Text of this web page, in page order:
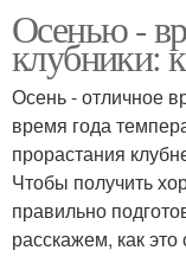
Осенью -
клубники:
Осень - отличное
время года
прорастания
Чтобы получить
правильно
расскажем, как это